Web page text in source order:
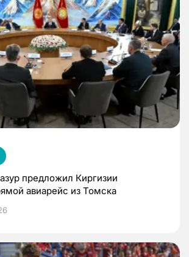
предложил Киргизии
авиарейс из Томска